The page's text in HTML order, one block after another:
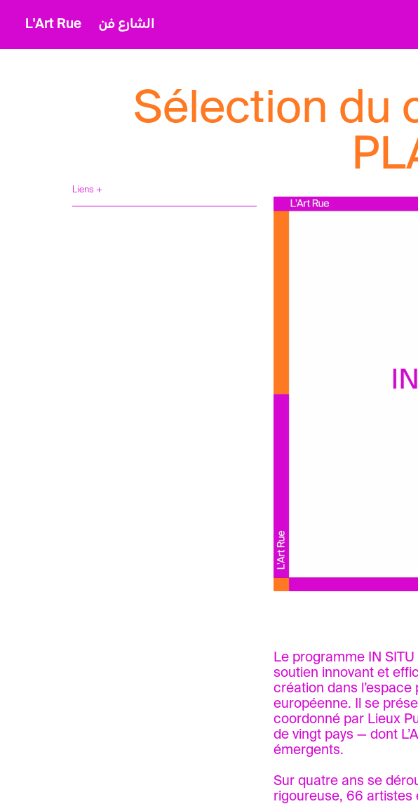
L'Art Rue الشارع فن
Sélection du
Liens +
Le programme IN
soutien innovant et
création dans l’espace
européenne. Il se
coordonné par Lieux
de vingt pays — dont
émergents.
Sur quatre ans se
rigoureuse, 66 artistes